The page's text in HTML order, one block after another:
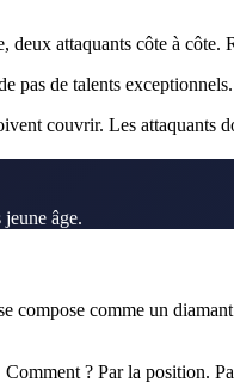
attaquants côte à côte.
pas de talents
couvrir. Les attaquants
âge.
compose comme un
? Par la position.